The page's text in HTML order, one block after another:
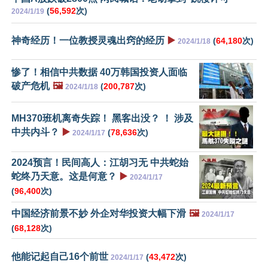
2024/1/19 (56,592次)
神奇经历！一位教授灵魂出窍的经历 ▶️ 2024/1/18 (64,180次)
惨了！相信中共数据 40万韩国投资人面临
破产危机 🖼️ 2024/1/18 (200,787次)
MH370班机离奇失踪！ 黑客出没？ ！ 涉及
中共内斗？
▶️ 2024/1/17 (78,636次)
2024预言！民间高人：江胡习无 中共蛇始
蛇终乃天意。这是何意？
▶️ 2024/1/17
(96,400次)
中国经济前景不妙 外企对华投资大幅下滑 🖼️ 2024/1/17
(68,128次)
他能记起自己16个前世 2024/1/17 (43,472次)